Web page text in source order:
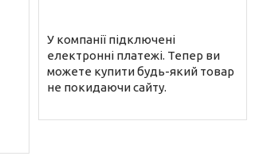
У компанії підключені
електронні платежі. Тепер ви
можете купити будь-який товар
не покидаючи сайту.